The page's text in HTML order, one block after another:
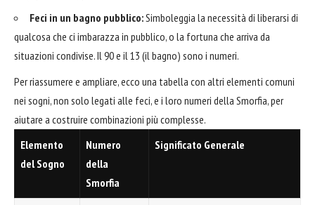
Feci in un bagno pubblico:Simboleggia la necessità di liberarsi di
qualcosa che ci imbarazza in pubblico, o la fortuna che arriva da
situazioni condivise. Il 90 e il 13 (il bagno) sono i numeri.
Per riassumere e ampliare, ecco una tabella con altri elementi comuni
nei sogni, non solo legati alle feci, e i loro numeri della Smorfia, per
aiutare a costruire combinazioni più complesse.
Elemento
del Sogno
Numero
della
Smorfia
Significato Generale